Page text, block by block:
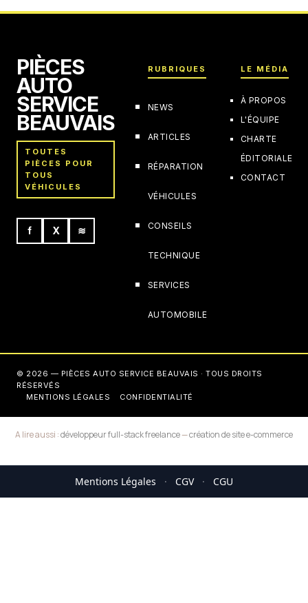
PIÈCES
AUTO
SERVICE
BEAUVAIS
TOUTES
PIÈCES POUR
TOUS
VÉHICULES
f X ≋
RUBRIQUES
NEWS
ARTICLES
RÉPARATION
VÉHICULES
CONSEILS
TECHNIQUE
SERVICES
AUTOMOBILE
LE MÉDIA
À PROPOS
L'ÉQUIPE
CHARTE
ÉDITORIALE
CONTACT
© 2026 — PIÈCES AUTO SERVICE BEAUVAIS · TOUS DROITS
RÉSERVÉS
MENTIONS LÉGALES
CONFIDENTIALITÉ
A lire aussi :développeur full-stack freelance—création de site e-commerce
Mentions Légales · CGV · CGU